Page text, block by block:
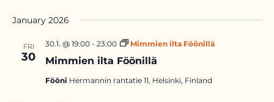
January 2026
FRI
30 Mimmien ilta Föönillä
30.1. @ 19:00- 23:00 Mimmien ilta Föönillä
Fööni Hermannin rantatie 11, Helsinki, Finland